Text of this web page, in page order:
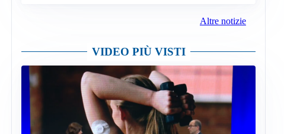
Altre notizie
VIDEO PIÙ VISTI